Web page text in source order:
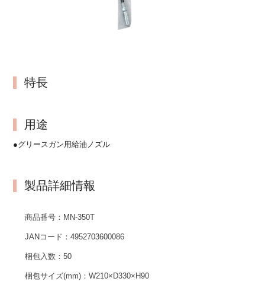
特長
用途
●グリースガン用給油ノズル
製品詳細情報
商品番号： MN-350T
JANコード：4952703600086
梱包入数：50
梱包サイズ(mm)：W210×D330×H90